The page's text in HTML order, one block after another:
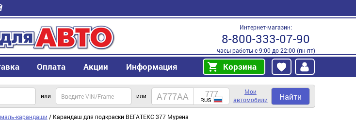
Интернет-магазин:
8-800-333-07-90
часы работы с 9:00 до 22:00 (пн-пт)
Оплата Акции Информация Корзина
или или
Мои
автомобили
Найти
карандаши / Карандаш для подкраски ВЕГАТЕКС 377 Мурена